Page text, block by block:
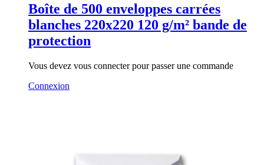
Boîte de 500 enveloppes carrées
blanches 220x220 120 g/m² bande de
protection
Vous devez vous connecter pour passer une commande
Connexion